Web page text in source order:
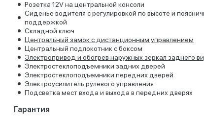
Розетка 12V на центральной консоли
Сиденье водителя с регулировкой по высоте и
поддержкой
Складной ключ
Центральный замок с дистанционным управлением
Центральный подлокотник с боксом
Электропривод и обогрев наружных зеркал заднего
Электростеклоподъемники задних дверей
Электростеклоподъемники передних дверей
Электроусилитель рулевого управления
Подсветка мест входа и выхода в передних дверях
Гарантия